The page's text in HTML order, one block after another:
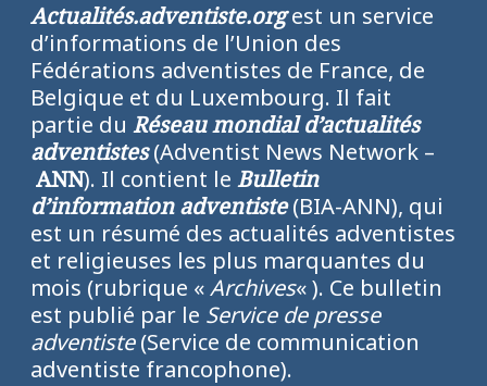
Actualités.adventiste.orgest un service
d’informations de l’Union des
Fédérations adventistes de France, de
Belgique et du Luxembourg. Il fait
partie du Réseau mondial d’actualités
adventistes(Adventist News Network –
ANN). Il contient le Bulletin
d’information adventiste(BIA-ANN), qui
est un résumé des actualités adventistes
et religieuses les plus marquantes du
mois (rubrique «Archives« ). Ce bulletin
est publié par le Service de presse
adventiste(Service de communication
adventiste francophone).